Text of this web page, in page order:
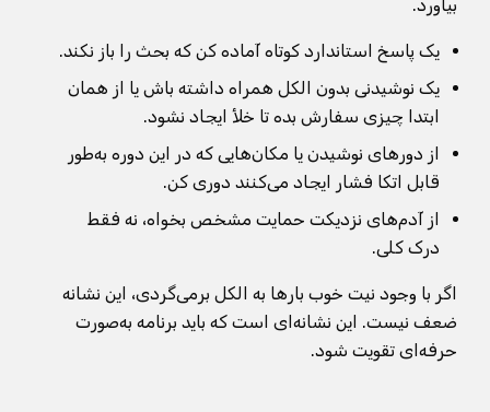
بیاورد.
یک پاسخ استاندارد کوتاه آماده کن که بحث را باز نکند.
یک نوشیدنی بدون الکل همراه داشته باش یا از همان
ابتدا چیزی سفارش بده تا خلأ ایجاد نشود.
از دورهای نوشیدن یا مکان‌هایی که در این دوره به‌طور
قابل اتکا فشار ایجاد می‌کنند دوری کن.
از آدم‌های نزدیکت حمایت مشخص بخواه، نه فقط
درک کلی.
اگر با وجود نیت خوب بارها به الکل برمی‌گردی، این نشانه
ضعف نیست. این نشانه‌ای است که باید برنامه به‌صورت
حرفه‌ای تقویت شود.